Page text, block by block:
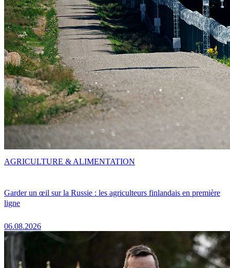
Garder un œil sur la Russie : les agriculteurs finlandais en première
ligne
06.08.2026
AGRICULTURE & ALIMENTATION